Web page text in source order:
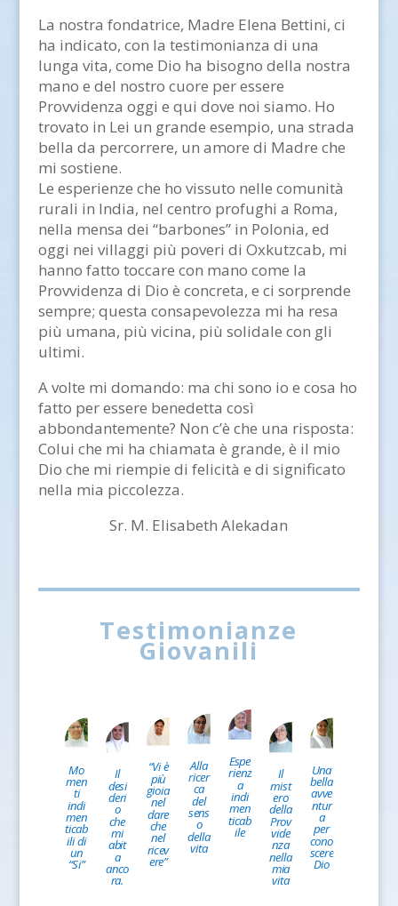
La nostra fondatrice, Madre Elena Bettini, ci
ha indicato, con la testimonianza di una
lunga vita, come Dio ha bisogno della nostra
mano e del nostro cuore per essere
Provvidenza oggi e qui dove noi siamo. Ho
trovato in Lei un grande esempio, una strada
bella da percorrere, un amore di Madre che
mi sostiene.
Le esperienze che ho vissuto nelle comunità
rurali in India, nel centro profughi a Roma,
nella mensa dei “barbones” in Polonia, ed
oggi nei villaggi più poveri di Oxkutzcab, mi
hanno fatto toccare con mano come la
Provvidenza di Dio è concreta, e ci sorprende
sempre; questa consapevolezza mi ha resa
più umana, più vicina, più solidale con gli
ultimi.
A volte mi domando: ma chi sono io e cosa ho
fatto per essere benedetta così
abbondantemente? Non c’è che una risposta:
Colui che mi ha chiamata è grande, è il mio
Dio che mi riempie di felicità e di significato
nella mia piccolezza.
Sr. M. Elisabeth Alekadan
Testimonianze
Giovanili
Mo
men
ti
indi
men
ticab
ili di
un
“Si”
Il
desi
deri
o
che
mi
abit
a
anco
ra.
“Vi è
più
gioia
nel
dare
che
nel
ricev
ere”
Alla
ricer
ca
del
sens
o
della
vita
Espe
rienz
a
indi
men
ticab
ile
Il
mist
ero
della
Prov
vide
nza
nella
mia
vita
Una
bella
avve
ntur
a
per
cono
scere
Dio